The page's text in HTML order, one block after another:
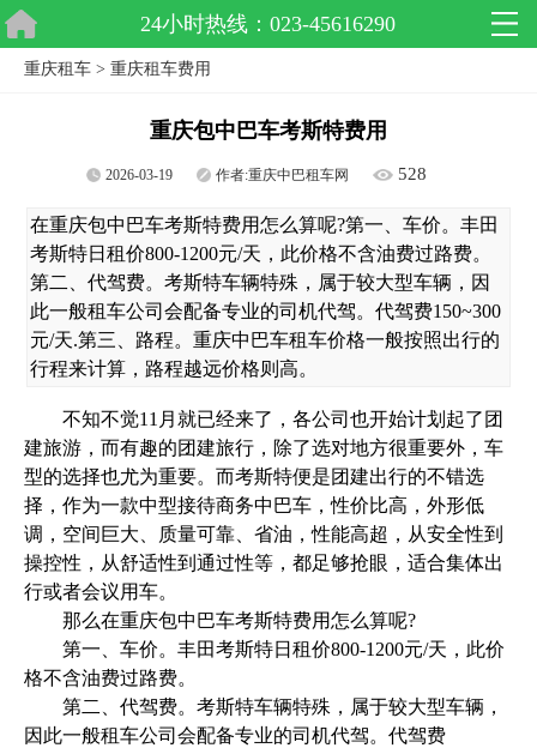
24小时热线：023-45616290
重庆租车 > 重庆租车费用
重庆包中巴车考斯特费用
2026-03-19 作者:重庆中巴租车网 528
在重庆包中巴车考斯特费用怎么算呢?第一、车价。丰田
考斯特日租价800-1200元/天，此价格不含油费过路费。
第二、代驾费。考斯特车辆特殊，属于较大型车辆，因
此一般租车公司会配备专业的司机代驾。代驾费150~300
元/天.第三、路程。重庆中巴车租车价格一般按照出行的
行程来计算，路程越远价格则高。
不知不觉11月就已经来了，各公司也开始计划起了团
建旅游，而有趣的团建旅行，除了选对地方很重要外，车
型的选择也尤为重要。而考斯特便是团建出行的不错选
择，作为一款中型接待商务中巴车，性价比高，外形低
调，空间巨大、质量可靠、省油，性能高超，从安全性到
操控性，从舒适性到通过性等，都足够抢眼，适合集体出
行或者会议用车。
那么在重庆包中巴车考斯特费用怎么算呢?
第一、车价。丰田考斯特日租价800-1200元/天，此价
格不含油费过路费。
第二、代驾费。考斯特车辆特殊，属于较大型车辆，
因此一般租车公司会配备专业的司机代驾。代驾费